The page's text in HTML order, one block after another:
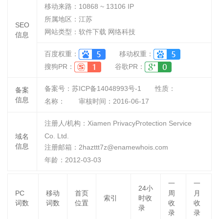
SEO
信息
移动来路： 10868 ~ 13106 IP
所属地区：江苏
网站类型：软件下载 网络科技
百度权重：
移动权重：
搜狗PR：
谷歌PR：
备案
信息
备案号：苏ICP备14048993号-1
性质：
名称：
审核时间： 2016-06-17
域名
信息
注册人/机构：Xiamen PrivacyProtection Service
Co. Ltd.
注册邮箱：2hazttt7z@enamewhois.com
年龄：2012-03-03
PC
词数
移动
词数
首页
位置
索引
24小
时收
录
一
周
收
录
一
月
收
录